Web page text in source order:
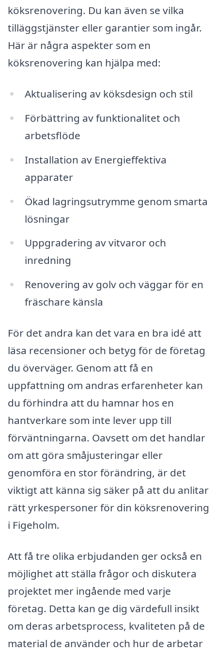
köksrenovering. Du kan även se vilka
tilläggstjänster eller garantier som ingår.
Här är några aspekter som en
köksrenovering kan hjälpa med:
Aktualisering av köksdesign och stil
Förbättring av funktionalitet och
arbetsflöde
Installation av Energieffektiva
apparater
Ökad lagringsutrymme genom smarta
lösningar
Uppgradering av vitvaror och
inredning
Renovering av golv och väggar för en
fräschare känsla
För det andra kan det vara en bra idé att
läsa recensioner och betyg för de företag
du överväger. Genom att få en
uppfattning om andras erfarenheter kan
du förhindra att du hamnar hos en
hantverkare som inte lever upp till
förväntningarna. Oavsett om det handlar
om att göra småjusteringar eller
genomföra en stor förändring, är det
viktigt att känna sig säker på att du anlitar
rätt yrkespersoner för din köksrenovering
i Figeholm.
Att få tre olika erbjudanden ger också en
möjlighet att ställa frågor och diskutera
projektet mer ingående med varje
företag. Detta kan ge dig värdefull insikt
om deras arbetsprocess, kvaliteten på de
material de använder och hur de arbetar